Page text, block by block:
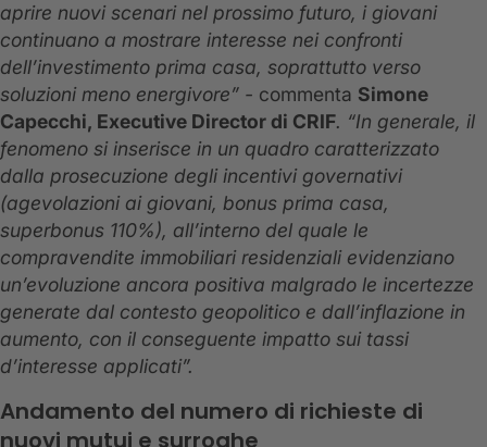
aprire nuovi scenari nel prossimo futuro, i giovani
continuano a mostrare interesse nei confronti
dell’investimento prima casa, soprattutto verso
soluzioni meno energivore” - commenta Simone
Capecchi, Executive Director di CRIF. “In generale, il
fenomeno si inserisce in un quadro caratterizzato
dalla prosecuzione degli incentivi governativi
(agevolazioni ai giovani, bonus prima casa,
superbonus 110%), all’interno del quale le
compravendite immobiliari residenziali evidenziano
un’evoluzione ancora positiva malgrado le incertezze
generate dal contesto geopolitico e dall’inflazione in
aumento, con il conseguente impatto sui tassi
d’interesse applicati”.
Andamento del numero di richieste di
nuovi mutui e surroghe